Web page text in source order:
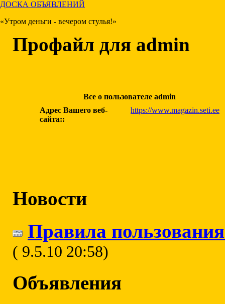
ДОСКА ОБЪЯВЛЕНИЙ
«Утром деньги - вечером стулья!»
Профайл для admin
Все о пользователе admin
Адрес Вашего веб-
сайта::
https://www.magazin.seti.ee
Новости
Правила
( 9.5.10 20:58)
Объявления